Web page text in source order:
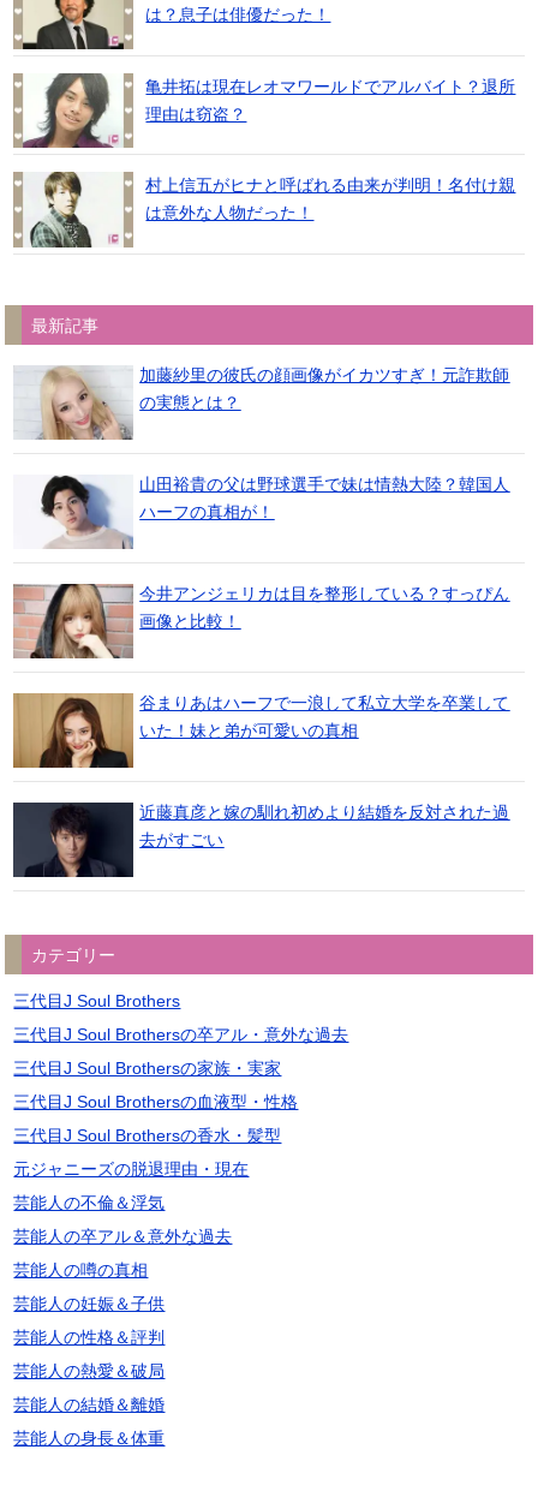
は？息子は俳優だった！
亀井拓は現在レオマワールドでアルバイト？退所
理由は窃盗？
村上信五がヒナと呼ばれる由来が判明！名付け親
は意外な人物だった！
最新記事
加藤紗里の彼氏の顔画像がイカツすぎ！元詐欺師
の実態とは？
山田裕貴の父は野球選手で妹は情熱大陸？韓国人
ハーフの真相が！
今井アンジェリカは目を整形している？すっぴん
画像と比較！
谷まりあはハーフで一浪して私立大学を卒業して
いた！妹と弟が可愛いの真相
近藤真彦と嫁の馴れ初めより結婚を反対された過
去がすごい
カテゴリー
三代目J Soul Brothers
三代目J Soul Brothersの卒アル・意外な過去
三代目J Soul Brothersの家族・実家
三代目J Soul Brothersの血液型・性格
三代目J Soul Brothersの香水・髪型
元ジャニーズの脱退理由・現在
芸能人の不倫＆浮気
芸能人の卒アル＆意外な過去
芸能人の噂の真相
芸能人の妊娠＆子供
芸能人の性格＆評判
芸能人の熱愛＆破局
芸能人の結婚＆離婚
芸能人の身長＆体重